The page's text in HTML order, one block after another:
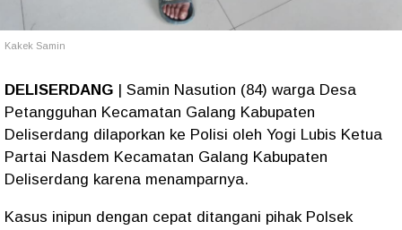
Kakek Samin
DELISERDANG | Samin Nasution (84) warga Desa
Petangguhan Kecamatan Galang Kabupaten
Deliserdang dilaporkan ke Polisi oleh Yogi Lubis Ketua
Partai Nasdem Kecamatan Galang Kabupaten
Deliserdang karena menamparnya.
Kasus inipun dengan cepat ditangani pihak Polsek